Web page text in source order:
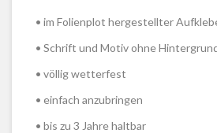
• im Folienplot hergestellter
• Schrift und Motiv ohne
• völlig wetterfest
• einfach anzubringen
• bis zu 3 Jahre haltbar